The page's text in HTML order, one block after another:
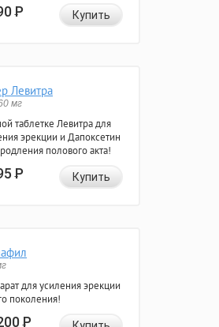
Р Купить
Левитра
мг
таблетке Левитра для
эрекции и Дапоксетин
полового акта!
Р Купить
для усиления эрекции
поколения!
Р